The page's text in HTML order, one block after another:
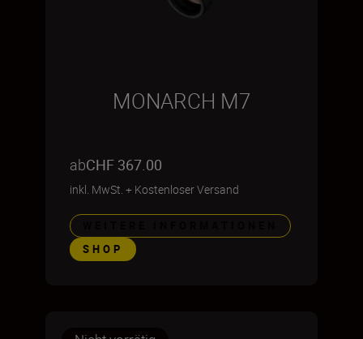
MONARCH M7
abCHF 367.00
inkl. MwSt. + Kostenloser Versand
SHOP